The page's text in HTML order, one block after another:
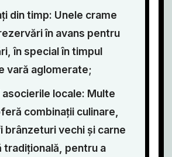
din timp: Unele crame
în avans pentru
în special în timpul
vară aglomerate;
asocierile locale: Multe
combinații culinare,
brânzeturi vechi și carne
tradițională, pentru a